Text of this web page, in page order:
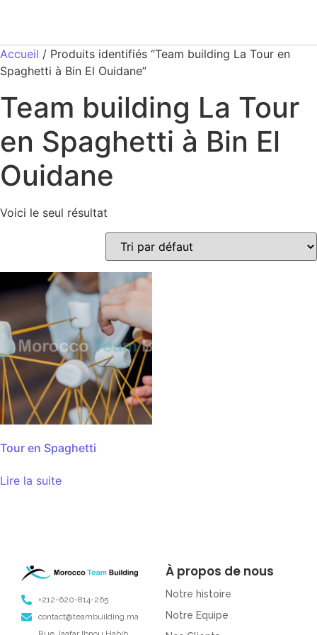
Accueil / Produits identifiés “Team building La Tour en
Spaghetti à Bin El Ouidane”
Team building La Tour
en Spaghetti à Bin El
Ouidane
Voici le seul résultat
Tour en Spaghetti
Lire la suite
+212-620-814-265
contact@teambuilding.ma
À propos de nous
Notre histoire
Notre Equipe